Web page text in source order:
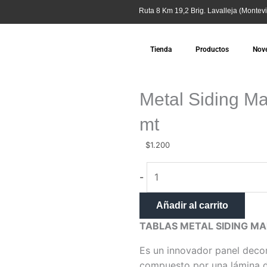
Ruta 8 Km 19,2 Brig. Lavalleja
Tienda Productos
Metal Siding
mt
$1.200
-
Siding
Madera
Negro
Añadir al carrito
TABLAS METAL SIDING
Es un innovador panel